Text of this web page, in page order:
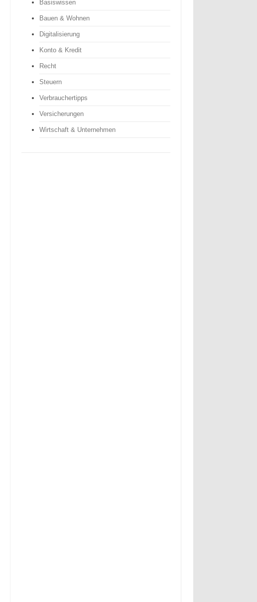
Basiswissen
Bauen & Wohnen
Digitalisierung
Konto & Kredit
Recht
Steuern
Verbrauchertipps
Versicherungen
Wirtschaft & Unternehmen